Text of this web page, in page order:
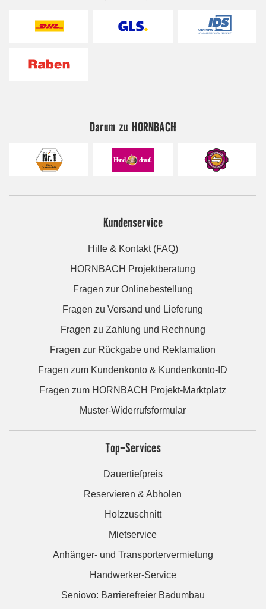
Darum zu HORNBACH
Kundenservice
Hilfe & Kontakt (FAQ)
HORNBACH Projektberatung
Fragen zur Onlinebestellung
Fragen zu Versand und Lieferung
Fragen zu Zahlung und Rechnung
Fragen zur Rückgabe und Reklamation
Fragen zum Kundenkonto & Kundenkonto-ID
Fragen zum HORNBACH Projekt-Marktplatz
Muster-Widerrufsformular
Top-Services
Dauertiefpreis
Reservieren & Abholen
Holzzuschnitt
Mietservice
Anhänger- und Transportervermietung
Handwerker-Service
Seniovo: Barrierefreier Badumbau